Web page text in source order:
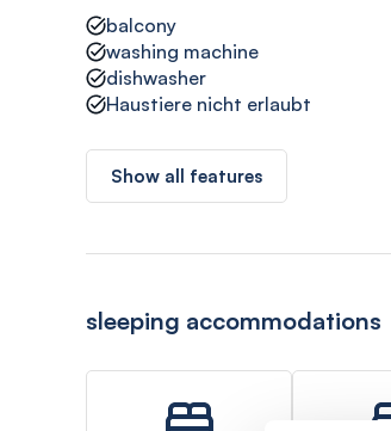
balcony
washing machine
dishwasher
Haustiere nicht erlaubt
Show all features
sleeping accommodations